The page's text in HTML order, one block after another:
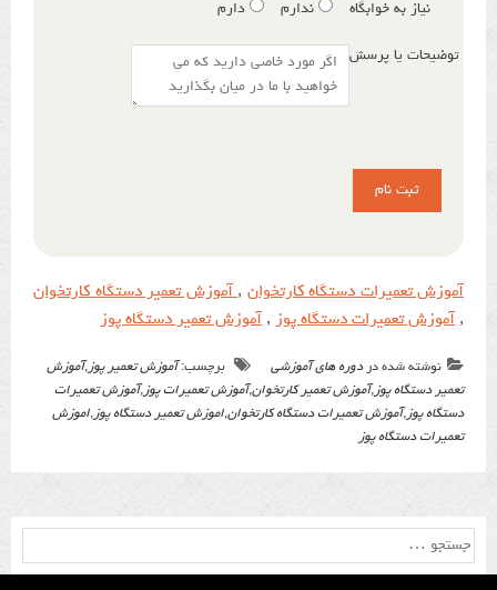
نیاز به خوابگاه ندارم دارم
توضیحات یا پرسش
آموزش تعمیرات دستگاه کارتخوان ,آموزش تعمیر دستگاه کارتخوان
, آموزش تعمیرات دستگاه پوز , آموزش تعمیر دستگاه پوز
نوشته شده دردوره های آموزشی برچسب:آموزش تعمیر پوز,آموزش
تعمیر دستگاه پوز,آموزش تعمیر کارتخوان,آموزش تعمیرات پوز,آموزش تعمیرات
دستگاه پوز,آموزش تعمیرات دستگاه کارتخوان,اموزش تعمیر دستگاه پوز,اموزش
تعمیرات دستگاه پوز
جستجو
برای: